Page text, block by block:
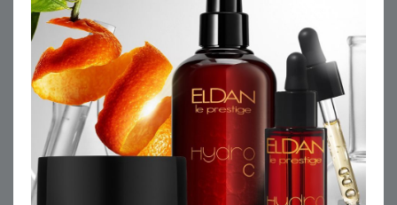
СПОСОБ НАНЕСЕНИЯ